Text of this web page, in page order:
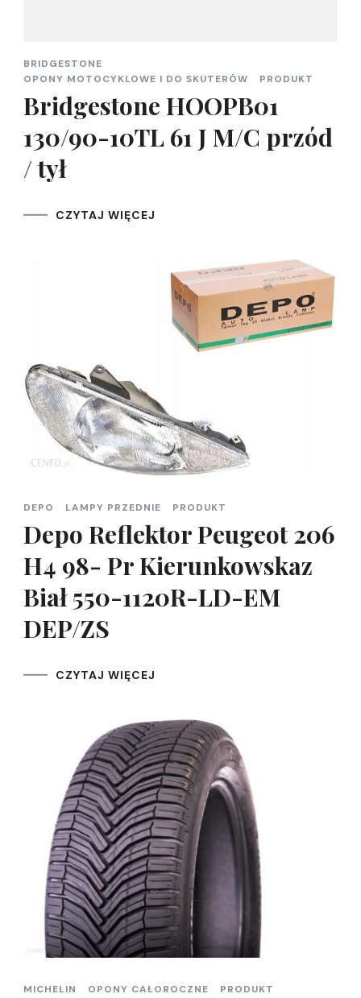
BRIDGESTONE
OPONY MOTOCYKLOWE I DO SKUTERÓW
PRODUKT
Bridgestone HOOPB01
130/90-10TL 61 J M/C przód
/ tył
CZYTAJ WIĘCEJ
DEPO LAMPY PRZEDNIE PRODUKT
Depo Reflektor Peugeot 206
H4 98- Pr Kierunkowskaz
Biał 550-1120R-LD-EM
DEP/ZS
CZYTAJ WIĘCEJ
MICHELIN OPONY CAŁOROCZNE PRODUKT